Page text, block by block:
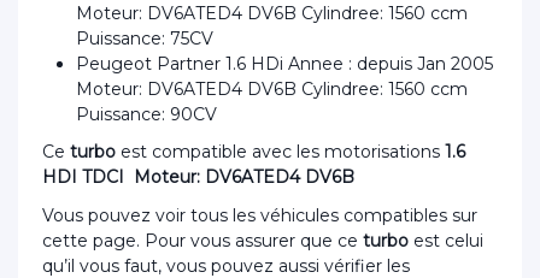
Moteur: DV6ATED4 DV6B Cylindree: 1560 ccm
Puissance: 75CV
Peugeot Partner 1.6 HDi Annee : depuis Jan 2005
Moteur: DV6ATED4 DV6B Cylindree: 1560 ccm
Puissance: 90CV
Ce turbo est compatible avec les motorisations 1.6
HDI TDCI Moteur: DV6ATED4 DV6B
Vous pouvez voir tous les véhicules compatibles sur
cette page. Pour vous assurer que ce turbo est celui
qu’il vous faut, vous pouvez aussi vérifier les